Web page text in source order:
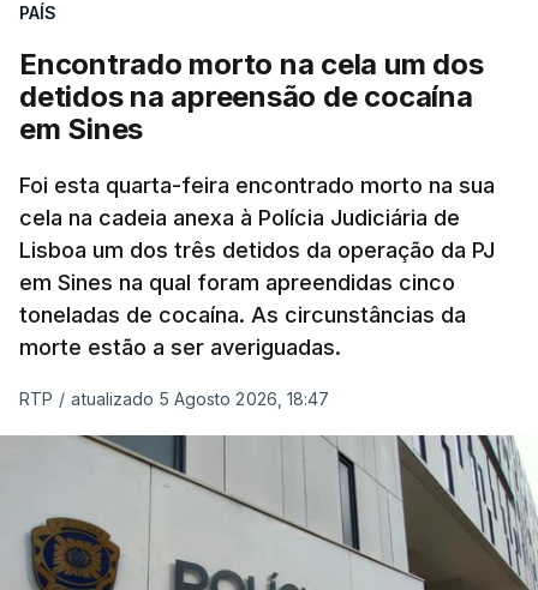
No domingo, estavam concluídos cerca de 50 por
cento dos mais de 20 mil pedidos de reapreciação,
mas Cristina Mota, porta-voz da Missão Escola
Pública, tem dúvidas de que o processo esteja
"Durante o fim de semana e nos últimos dias,
apercebamo-nos que ainda estão a ser
convocados professores para reapreciações"
disse a professora à agência Lusa."Será
praticamente impossível termos a totalidade
Segundo os docentes, o processo de reapreciação
está a enfrentar vários constrangimentos. Há
casos em que faltam os modelos preenchidos
pelos alunos com a alegação justificativa para o
PAÍS
Encontrado morto na cela um dos
detidos na apreensão de cocaína
em Sines
Foi esta quarta-feira encontrado morto na sua
cela na cadeia anexa à Polícia Judiciária de
Lisboa um dos três detidos da operação da PJ
em Sines na qual foram apreendidas cinco
toneladas de cocaína. As circunstâncias da
morte estão a ser averiguadas.
RTP / atualizado 5 Agosto 2026, 18:47